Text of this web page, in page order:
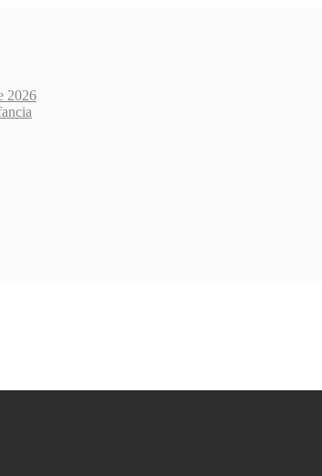
2026